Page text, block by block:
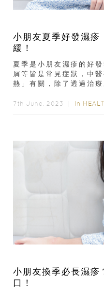
小朋友夏季好發濕疹
緩！
夏季是小朋友濕疹的好
屑等皆是常見症狀，中
熱」有關，除了透過治
不錯效果...
7th June, 2023 ｜ In
小朋友換季必長濕
口！